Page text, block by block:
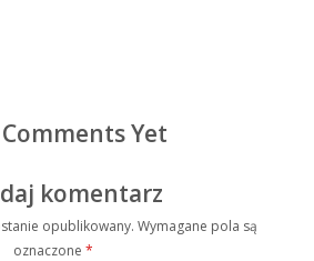
Yet
komentarz
opublikowany. Wymagane pola są
oznaczone *